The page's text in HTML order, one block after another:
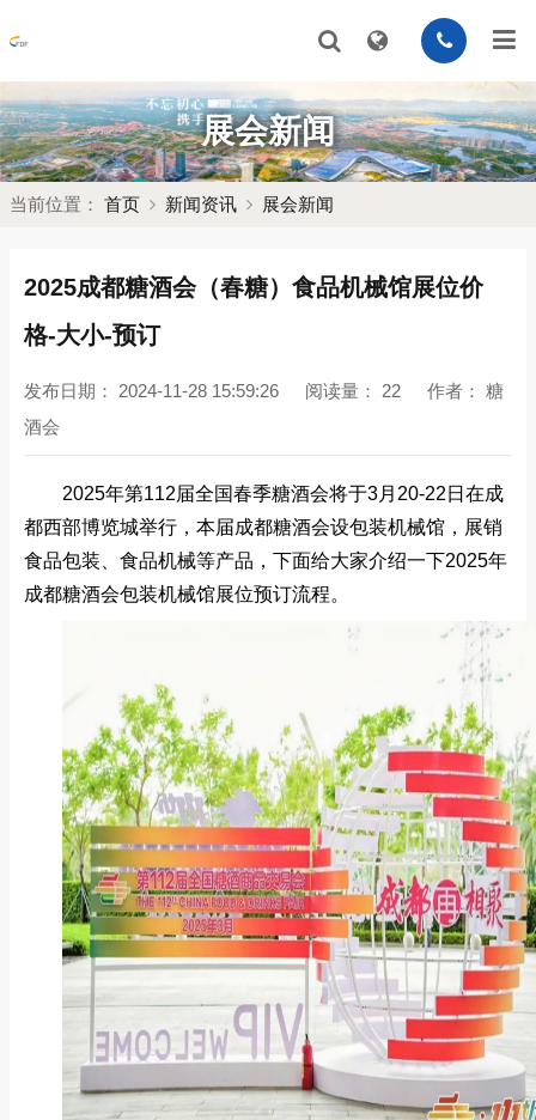
展会新闻
当前位置： 首页 新闻资讯 展会新闻
2025成都糖酒会（春糖）食品机械馆展位价
格-大小-预订
发布日期： 2024-11-28 15:59:26 阅读量： 22 作者： 糖
酒会
2025年第112届全国春季糖酒会将于3月20-22日在成
都西部博览城举行，本届成都糖酒会设包装机械馆，展销
食品包装、食品机械等产品，下面给大家介绍一下2025年
成都糖酒会包装机械馆展位预订流程。